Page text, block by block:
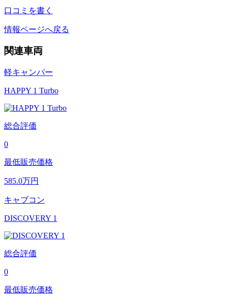
口コミを書く
情報ページへ戻る
関連車両
軽キャンパー
HAPPY 1 Turbo
総合評価
0
最低販売価格
585.0万円
キャブコン
DISCOVERY 1
総合評価
0
最低販売価格